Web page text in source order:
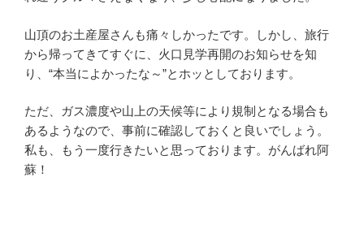
山頂のお土産屋さんも痛々しかったです。しかし、旅行
から帰ってきてすぐに、火口見学再開のお知らせを知
り、“本当によかったな～”とホッとしております。
ただ、ガス濃度や山上の天候等により規制となる場合も
あるようなので、事前に確認しておくと良いでしょう。
私も、もう一度行きたいと思っております。がんばれ阿
蘇！